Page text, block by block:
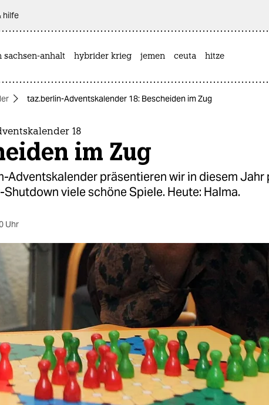
hilfe
sachsen-anhalt hybrider krieg jemen ceuta hitze
taz.berlin-Adventskalender 18: Bescheiden im Zug
18
im Zug
Adventskalender präsentieren wir in diesem Jahr
viele schöne Spiele. Heute: Halma.
Uhr